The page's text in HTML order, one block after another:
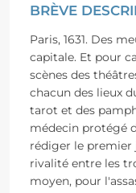
BRÈVE
Paris, 1631. Des
capitale. Et pour
scènes des
chacun des lieux
tarot et des
médecin protégé
rédiger le premier
rivalité entre les
moyen, pour